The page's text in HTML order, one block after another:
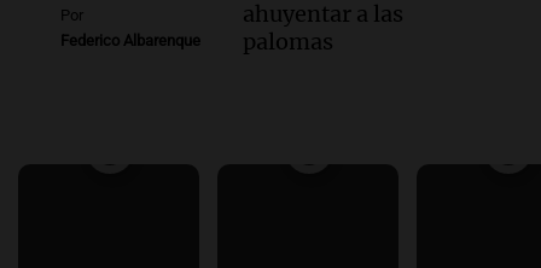
Por
Federico Albarenque
ahuyentar a las
palomas